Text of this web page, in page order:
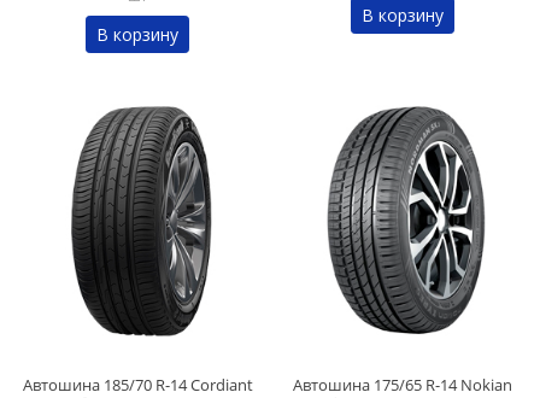
В корзину
В корзину
Автошина 185/70 R-14 Cordiant
Автошина 175/65 R-14 Nokian